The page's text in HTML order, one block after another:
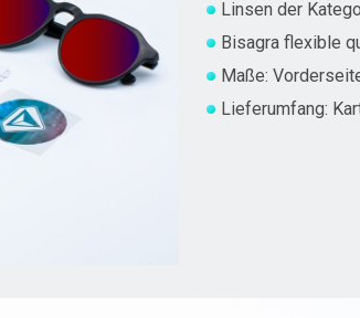
Linsen der
Bisagra flexible
Maße:
Lieferumfang: